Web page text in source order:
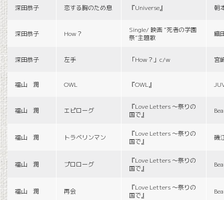
深田恭子 恋する胸のため息 『Universe』 朝
深田恭子 How？
Single/ 映画 “死者の学園
祭”主題歌
織
深田恭子 左手 「How？」c/w 宮
福山 潤 OWL 『OWL』
福山 潤 エピローグ
『Love Letters 〜祭りの
国で』
福山 潤 トラベリンマン
『Love Letters 〜祭りの
国で』
磯
福山 潤 プロローグ
『Love Letters 〜祭りの
国で』
福山 潤 再会
『Love Letters 〜祭りの
国で』